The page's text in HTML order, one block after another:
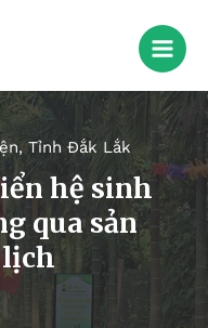
, Tỉnh Đắk Lắk
hệ sinh
qua sản
lịch